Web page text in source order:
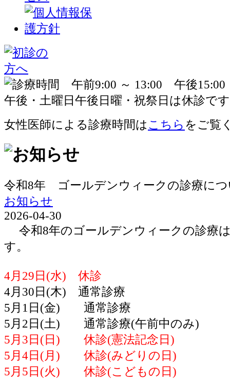
女性医師による診療時間は こちら をご覧
令和8年 ゴールデンウィークの診療に
お知らせ
2026-04-30
令和8年のゴールデンウィークの診療
す。
4月29日(水) 休診
4月30日(木) 通常診療
5月1日(金) 通常診療
5月2日(土) 通常診療(午前中のみ)
5月3日(日) 休診(憲法記念日)
5月4日(月) 休診(みどりの日)
5月5日(火) 休診(こどもの日)